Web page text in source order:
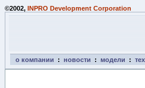
©2002, INPRO Development Corporation
о компании : новости : модели :